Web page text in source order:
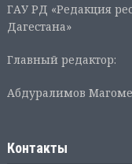
ГАУ РД «Редакция
Дагестана»
Главный редактор:
Абдуралимов
Контакты